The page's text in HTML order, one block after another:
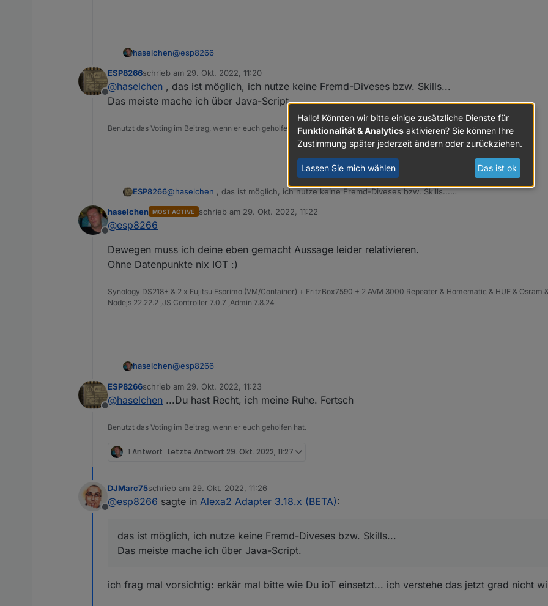
haselchen@esp8266
Das Problem sind die SmartHome Devices.
Die bekomme ich nur über einen Skill in Alexa.
Offline
ESP8266schrieb am 29. Okt. 2022, 11:20
zuletzt editiert von
@haselchen , das ist möglich, ich nutze keine Fremd-Diveses bzw. Skills...
Das meiste mache ich über Java-Script.
Benutzt das Voting im Beitrag, wenn er euch geholfen hat.
ESP8266@haselchen , das ist möglich, ich nutze keine Fremd-Diveses bzw. Skills...
Offline
haselchen MOST ACTIVE schrieb am 29. Okt. 2022, 11:22
zuletzt editiert von
@esp8266
Dewegen muss ich deine eben gemacht Aussage leider relativieren.
Ohne Datenpunkte nix IOT :)
Synology DS218+ & 2 x Fujitsu Esprimo (VM/Container) + FritzBox7590 + 2 AVM 3000 Repeater & Homematic & HUE & Osram
Nodejs 22.22.2 ,JS Controller 7.0.7 ,Admin 7.8.24
haselchen@esp8266
Dewegen muss ich deine eben gemacht Aussage leider relativieren.
Ohne Datenpunkte nix IOT :)
Offline
ESP8266schrieb am 29. Okt. 2022, 11:23
zuletzt editiert von
@haselchen ...Du hast Recht, ich meine Ruhe. Fertsch
Benutzt das Voting im Beitrag, wenn er euch geholfen hat.
1 Antwort Letzte Antwort 29. Okt. 2022, 11:27
Offline
DJMarc75schrieb am 29. Okt. 2022, 11:26
zuletzt editiert von
@esp8266 sagte in Alexa2 Adapter 3.18.x (BETA):
das ist möglich, ich nutze keine Fremd-Diveses bzw. Skills...
Das meiste mache ich über Java-Script.
ich frag mal vorsichtig: erkär mal bitte wie Du ioT einsetzt... ich verstehe das jetzt grad nicht
Hallo! Könnten wir bitte einige zusätzliche Dienste für
Funktionalität & Analytics aktivieren? Sie können Ihre
Zustimmung später jederzeit ändern oder zurückziehen.
Lassen Sie mich wählen Das ist ok